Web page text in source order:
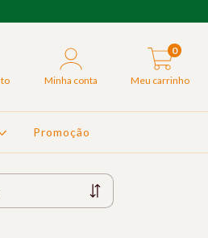
Minha conta Meu carrinho
0
Promoção